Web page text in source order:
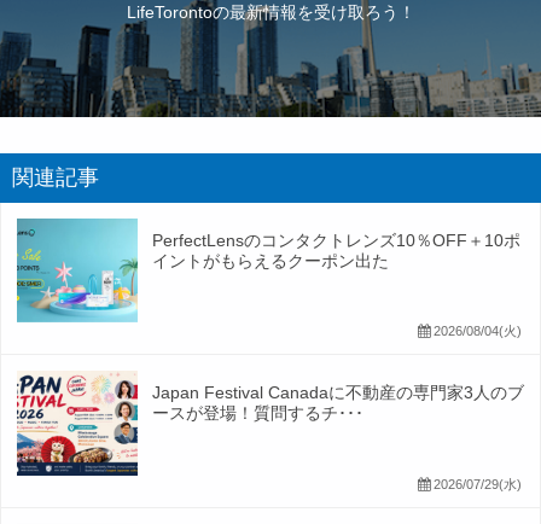
LifeTorontoの最新情報を受け取ろう！
関連記事
PerfectLensのコンタクトレンズ10％OFF＋10ポ
イントがもらえるクーポン出た
2026/08/04(火)
Japan Festival Canadaに不動産の専門家3人のブ
ースが登場！質問するチ･･･
2026/07/29(水)